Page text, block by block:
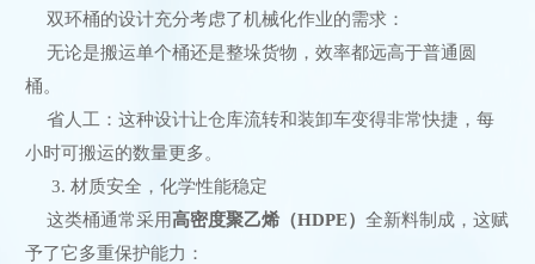
双环桶的设计充分考虑了机械化作业的需求：
无论是搬运单个桶还是整垛货物，效率都远高于普通圆
桶。
省人工：这种设计让仓库流转和装卸车变得非常快捷，每
小时可搬运的数量更多。
3. 材质安全，化学性能稳定
这类桶通常采用高密度聚乙烯（HDPE） 全新料制成，这赋
予了它多重保护能力：